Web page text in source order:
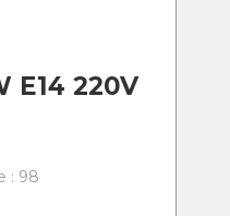
E14 220V
: 98